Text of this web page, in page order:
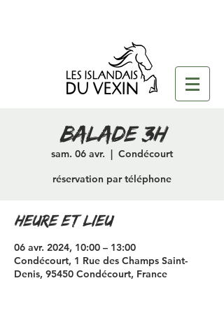
Balade 3H
sam. 06 avr.
  |
Condécourt
réservation par téléphone
Heure et lieu
06 avr. 2024, 10:00 – 13:00
Condécourt, 1 Rue des Champs Saint-
Denis, 95450 Condécourt, France